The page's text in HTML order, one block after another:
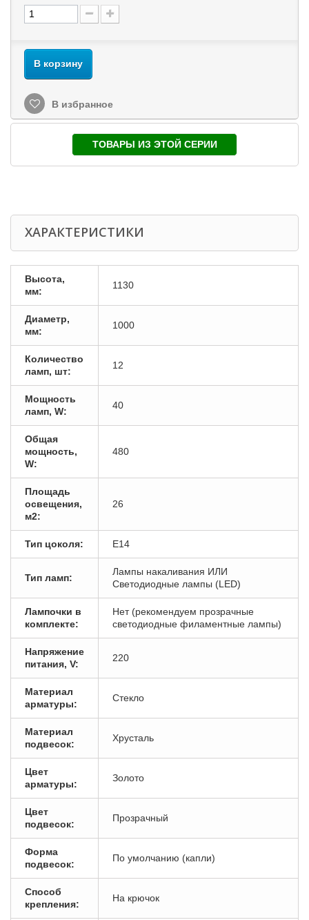
В корзину
В избранное
ТОВАРЫ ИЗ ЭТОЙ СЕРИИ
ХАРАКТЕРИСТИКИ
Высота,
мм:
1130
Диаметр,
мм:
1000
Количество
ламп, шт:
12
Мощность
ламп, W:
40
Общая
мощность,
W:
480
Площадь
освещения,
м2:
26
Тип цоколя: E14
Тип ламп:
Лампы накаливания ИЛИ
Светодиодные лампы (LED)
Лампочки в
комплекте:
Нет (рекомендуем прозрачные
светодиодные филаментные лампы)
Напряжение
питания, V:
220
Материал
арматуры:
Стекло
Материал
подвесок:
Хрусталь
Цвет
арматуры:
Золото
Цвет
подвесок:
Прозрачный
Форма
подвесок:
По умолчанию (капли)
Способ
крепления:
На крючок